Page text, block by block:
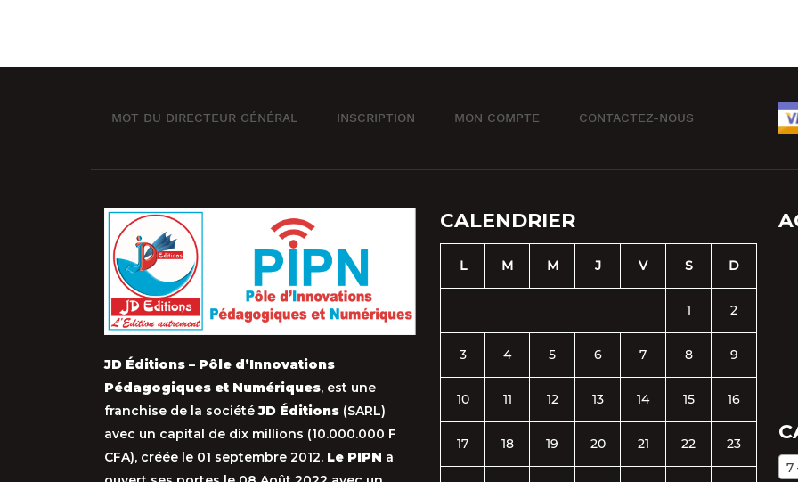
MOT DU DIRECTEUR GÉNÉRAL INSCRIPTION MON COMPTE CONTACTEZ-NOUS
JD Éditions – Pôle d’Innovations
Pédagogiques et Numériques, est une
franchise de la sociétéJD Éditions (SARL)
avec un capital de dix millions (10.000.000 F
CFA), créée le 01 septembre 2012. Le PIPN a
CALENDRIER
L M M J V S D
1 2
3 4 5 6 7 8 9
10 11 12 13 14 15 16
17 18 19 20 21 22 23
7